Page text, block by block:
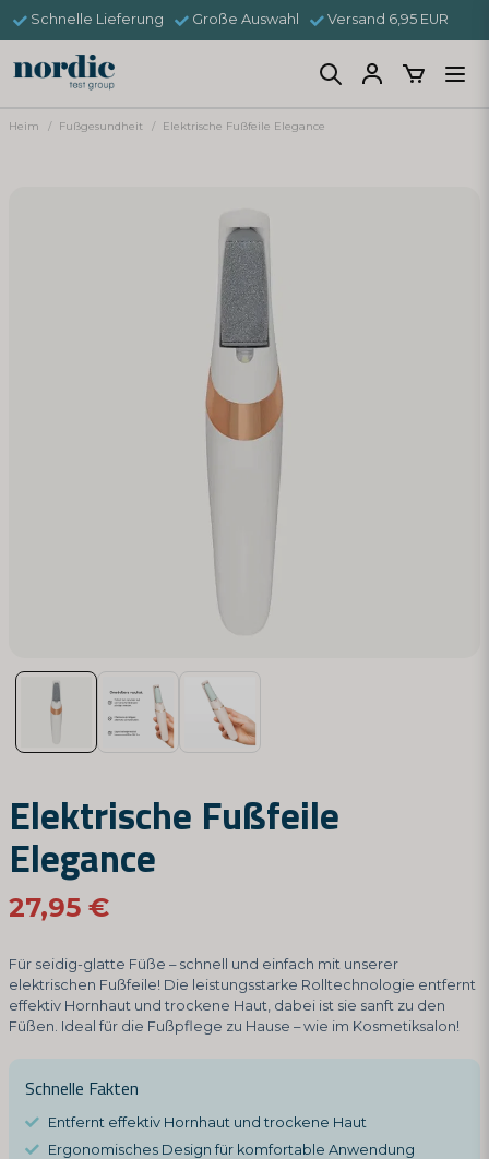
Schnelle Lieferung Große Auswahl Versand 6,95 EUR
Heim Fußgesundheit Elektrische Fußfeile Elegance
Elektrische Fußfeile
Elegance
27,95 €
Für seidig-glatte Füße – schnell und einfach mit unserer
elektrischen Fußfeile! Die leistungsstarke Rolltechnologie entfernt
effektiv Hornhaut und trockene Haut, dabei ist sie sanft zu den
Füßen. Ideal für die Fußpflege zu Hause – wie im Kosmetiksalon!
Schnelle Fakten
Entfernt effektiv Hornhaut und trockene Haut
Ergonomisches Design für komfortable Anwendung